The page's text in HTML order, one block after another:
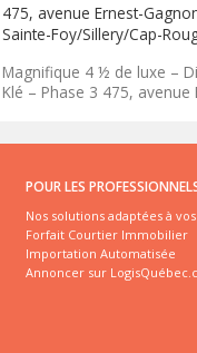
475, avenue Ernest-
Sainte-Foy/Sillery/Cap-
Magnifique 4 ½ de luxe –
Klé – Phase 3 475, avenue
POUR LES
Nos solutions adaptées à
Forfait Courtier Immobilier
Importation Automatisée
Annoncer sur